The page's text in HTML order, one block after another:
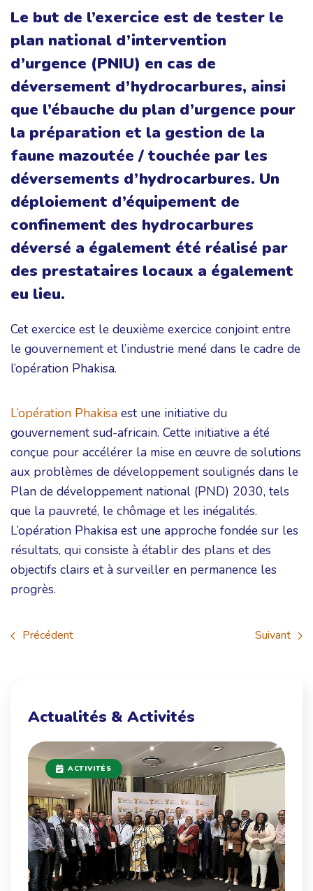
Le but de l’exercice est de tester le
plan national d’intervention
d’urgence (PNIU) en cas de
déversement d’hydrocarbures, ainsi
que l’ébauche du plan d’urgence pour
la préparation et la gestion de la
faune mazoutée / touchée par les
déversements d’hydrocarbures. Un
déploiement d’équipement de
confinement des hydrocarbures
déversé a également été réalisé par
des prestataires locaux a également
eu lieu.
Cet exercice est le deuxième exercice conjoint entre
le gouvernement et l’industrie mené dans le cadre de
l’opération Phakisa.
L’opération Phakisa est une initiative du
gouvernement sud-africain. Cette initiative a été
conçue pour accélérer la mise en œuvre de solutions
aux problèmes de développement soulignés dans le
Plan de développement national (PND) 2030, tels
que la pauvreté, le chômage et les inégalités.
L’opération Phakisa est une approche fondée sur les
résultats, qui consiste à établir des plans et des
objectifs clairs et à surveiller en permanence les
progrès.
Précédent Suivant
Actualités & Activités
ACTIVITÉS